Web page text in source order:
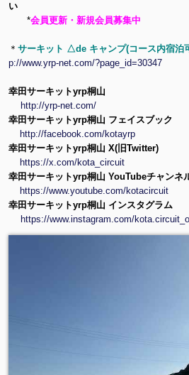
い
*会員更新・新規会員募集中
＊ サーキット △de キャンプ(コース内宿泊
p://www.yrp-net.com/?page_id=30347
幸田サーキットyrp桐山
http://yrp-net.com/
幸田サーキットyrp桐山 フェイスブック
http://facebook.com/kotayrp
幸田サーキットyrp桐山 X(旧Twitter)
https://x.com/kota_circuit
幸田サーキットyrp桐山 YouTubeチャンネ
https://www.youtube.com/kotacircuit
幸田サーキットyrp桐山 インスタグラム
https://www.instagram.com/